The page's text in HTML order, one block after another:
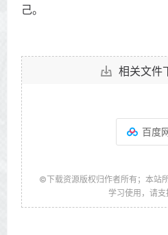
己。
相关文件
百度
©下载资源版权归作者所有；本站
学习使用，请支